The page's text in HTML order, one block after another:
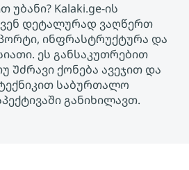
უბანი? Kalaki.ge-ის
დეტალურად ვაღწერთ
ინფრასტრუქტურა და
ეს განსაკუთრებით
Უძრავი ქონება ავეჯით და
საბურთალო
განიხილავთ.